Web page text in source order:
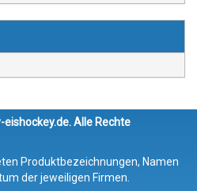
Alle Rechte
Produktbezeichnungen, Namen
der jeweiligen Firmen.